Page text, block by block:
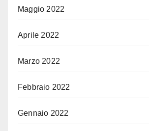
Maggio 2022
Aprile 2022
Marzo 2022
Febbraio 2022
Gennaio 2022